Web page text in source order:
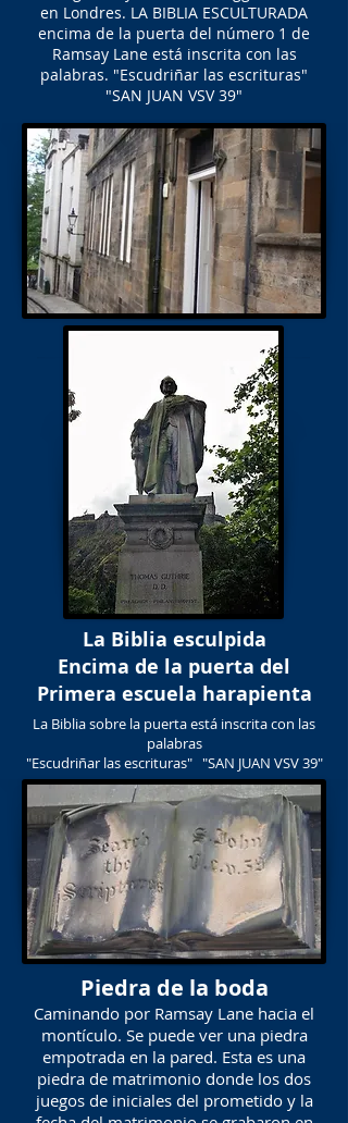
en Londres. LA BIBLIA ESCULTURADA
encima de la puerta del número 1 de
Ramsay Lane está inscrita con las
palabras. "Escudriñar las escrituras"
"SAN JUAN VSV 39"
La Biblia esculpida
Encima de la puerta del
Primera escuela harapienta
La Biblia sobre la puerta está inscrita con las
palabras
"Escudriñar las escrituras" "SAN JUAN VSV 39"
Piedra de la boda
Caminando por Ramsay Lane hacia el
montículo. Se puede ver una piedra
empotrada en la pared. Esta es una
piedra de matrimonio donde los dos
juegos de iniciales del prometido y la